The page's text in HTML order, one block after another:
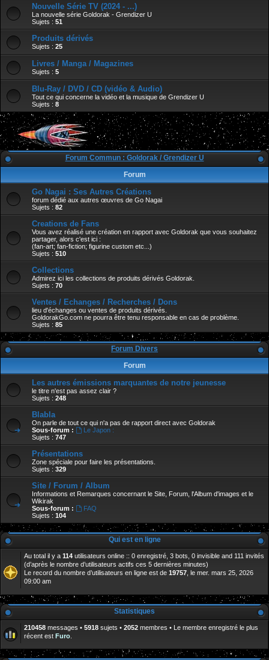
Nouvelle Série TV (2024 - ...)
La nouvelle série Goldorak - Grendizer U
Sujets : 51
Produits dérivés
Sujets : 25
Livres / Manga / Magazines
Sujets : 5
Blu-Ray / DVD / CD (vidéo & Audio)
Tout ce qui concerne la vidéo et la musique de Grendizer U
Sujets : 8
Forum Commun : Goldorak / Grendizer U
Forum
Go Nagai : Ses Autres Créations
forum dédié aux autres œuvres de Go Nagai
Sujets : 82
Creations de Fans
Vous avez réalisé une création en rapport avec Goldorak que vous souhaitez
partager, alors c'est ici :
(fan-art; fan-fiction; figurine custom etc...)
Sujets : 510
Collections
Admirez ici les collections de produits dérivés Goldorak.
Sujets : 70
Ventes / Echanges / Recherches / Dons
lieu d'échanges ou ventes de produits dérivés.
GoldorakGo.com ne pourra être tenu responsable en cas de problème.
Sujets : 85
Forum Divers
Forum
Les autres émissions marquantes de notre jeunesse
le titre n'est pas assez clair ?
Sujets : 248
Blabla
On parle de tout ce qui n'a pas de rapport direct avec Goldorak
Sous-forum :
Le Japon :
Sujets : 747
Présentations
Zone spéciale pour faire les présentations.
Sujets : 329
Site / Forum / Album
Informations et Remarques concernant le Site, Forum, l'Album d'images et le
Wikirak
Sous-forum :
FAQ
Sujets : 104
Qui est en ligne
Au total il y a 114 utilisateurs online :: 0 enregistré, 3 bots, 0 invisible and 111 invités
(d’après le nombre d’utilisateurs actifs ces 5 dernières minutes)
Le record du nombre d’utilisateurs en ligne est de 19757 , le mer. mars 25, 2026
09:00 am
Statistiques
210458 messages • 5918 sujets • 2052 membres • Le membre enregistré le plus
récent est Furo